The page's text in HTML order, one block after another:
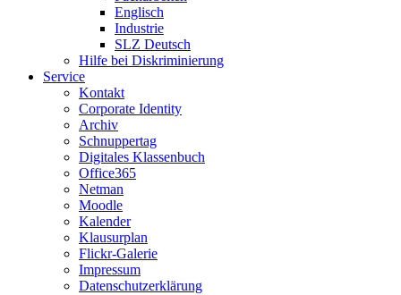
Englisch
Industrie
SLZ Deutsch
Hilfe bei Diskriminierung
Service
Kontakt
Corporate Identity
Archiv
Schnuppertag
Digitales Klassenbuch
Office365
Netman
Moodle
Kalender
Klausurplan
Flickr-Galerie
Impressum
Datenschutzerklärung